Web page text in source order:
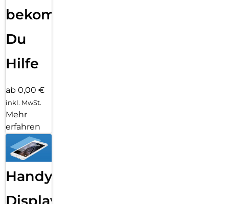
bekommst
Du
Hilfe
ab 0,00 €
inkl. MwSt.
Mehr
erfahren
Handy